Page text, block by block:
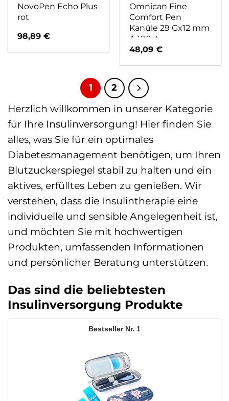
NovoPen Echo Plus
rot
98,89€
Omnican Fine
Comfort Pen
Kanüle 29 Gx12 mm
A 100st
48,09€
1 2
Herzlich willkommen in unserer Kategorie
für Ihre Insulinversorgung! Hier finden Sie
alles, was Sie für ein optimales
Diabetesmanagement benötigen, um Ihren
Blutzuckerspiegel stabil zu halten und ein
aktives, erfülltes Leben zu genießen. Wir
verstehen, dass die Insulintherapie eine
individuelle und sensible Angelegenheit ist,
und möchten Sie mit hochwertigen
Produkten, umfassenden Informationen
und persönlicher Beratung unterstützen.
Das sind die beliebtesten
Insulinversorgung Produkte
1